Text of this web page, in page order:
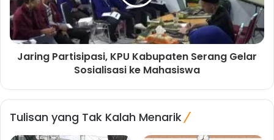
Jaring Partisipasi, KPU Kabupaten Serang Gelar
Sosialisasi ke Mahasiswa
Tulisan yang Tak Kalah Menarik